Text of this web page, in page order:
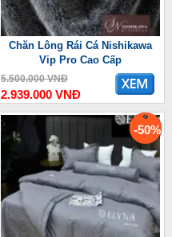
Chăn Lông Rái Cá Nishikawa
Vip Pro Cao Cấp
5.500.000 VNĐ
2.939.000 VNĐ
-50%